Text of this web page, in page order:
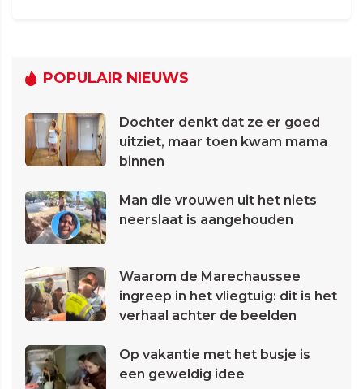
POPULAIR NIEUWS
Dochter denkt dat ze er goed
uitziet, maar toen kwam mama
binnen
Man die vrouwen uit het niets
neerslaat is aangehouden
Waarom de Marechaussee
ingreep in het vliegtuig: dit is het
verhaal achter de beelden
Op vakantie met het busje is
een geweldig idee